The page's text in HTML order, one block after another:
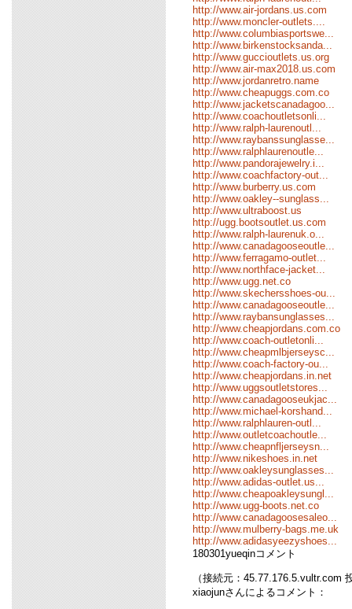
http://www.air-jordans.us.com
http://www.moncler-outlets....
http://www.columbiasportswe...
http://www.birkenstocksanda...
http://www.guccioutlets.us.org
http://www.air-max2018.us.com
http://www.jordanretro.name
http://www.cheapuggs.com.co
http://www.jacketscanadagoo...
http://www.coachoutletsonli...
http://www.ralph-laurenoutl...
http://www.raybanssunglasse...
http://www.ralphlaurenoutle...
http://www.pandorajewelry.i...
http://www.coachfactory-out...
http://www.burberry.us.com
http://www.oakley--sunglass...
http://www.ultraboost.us
http://ugg.bootsoutlet.us.com
http://www.ralph-laurenuk.o...
http://www.canadagooseoutle...
http://www.ferragamo-outlet...
http://www.northface-jacket...
http://www.ugg.net.co
http://www.skechersshoes-ou...
http://www.canadagooseoutle...
http://www.raybansunglasses...
http://www.cheapjordans.com.co
http://www.coach-outletonli...
http://www.cheapmlbjerseysc...
http://www.coach-factory-ou...
http://www.cheapjordans.in.net
http://www.uggsoutletstores...
http://www.canadagooseukjac...
http://www.michael-korshand...
http://www.ralphlauren-outl...
http://www.outletcoachoutle...
http://www.cheapnfljerseysn...
http://www.nikeshoes.in.net
http://www.oakleysunglasses...
http://www.adidas-outlet.us...
http://www.cheapoakleysungl...
http://www.ugg-boots.net.co
http://www.canadagoosesaleo...
http://www.mulberry-bags.me.uk
http://www.adidasyeezyshoes...
180301yueqinコメント
（接続元：45.77.176.5.vultr.com
xiaojunさんによるコメント：